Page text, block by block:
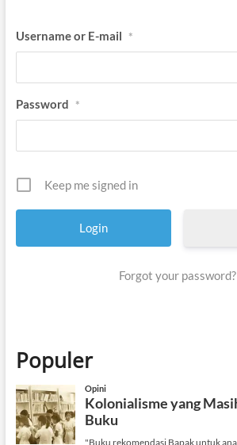
Username or E-mail *
Password *
Keep me signed in
Forgot your password?
Populer